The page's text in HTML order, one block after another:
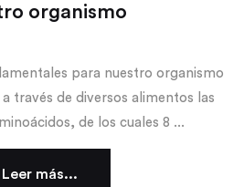
organismo
para nuestro organismo
través de diversos alimentos las
de los cuales 8 ...
Leer más...